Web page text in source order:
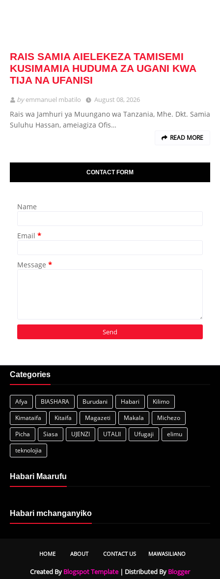
RAIS SAMIA AIELEKEZA TAMISEMI
KUSIMAMIA HUDUMA ZA UGANI KWA
TIJA NA UFANISI
byemmanuel mbatilo August 08, 2026
Rais wa Jamhuri ya Muungano wa Tanzania, Mhe. Dkt. Samia
Suluhu Hassan, ameiagiza Ofis…
READ MORE
CONTACT FORM
Name
Email *
Message *
Categories
Afya BIASHARA Burudani Habari
Kilimo
Kimataifa
Kitaifa Magazeti Makala
Michezo
Picha
Siasa UJENZI UTALII Ufugaji
elimu
teknolojia
Habari Maarufu
Habari mchanganyiko
HOME ABOUT CONTACT US MAWASILIANO
Created By Blogspot Template| Distributed By Blogger